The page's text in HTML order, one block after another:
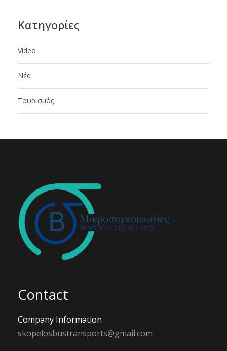
Kατηγορίες
Video
Νέα
Τουρισμός
Contact
Company Information
skopelosbustransports@gmail.com